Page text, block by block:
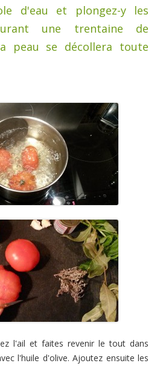
d'eau et plongez-y les
une trentaine de
peau se décollera toute
l'ail et faites revenir le tout dans
l'huile d'olive. Ajoutez ensuite les